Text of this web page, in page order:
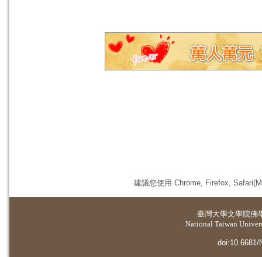
建議您使用 Chrome, Firefox,
臺灣大學文學院佛
National Taiwan
doi:10.6681/